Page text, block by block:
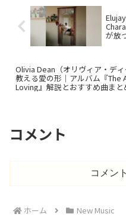
が放
Olivia Dean（オリヴィア・デ
教える愛の形｜アルバム『The
Loving』解説とおすすめ曲まと
コメント
コメン
ホーム New Music